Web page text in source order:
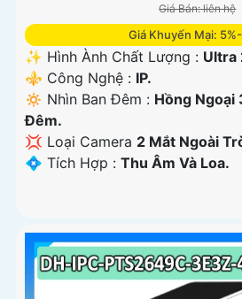
Giá Bán: liên hệ
Giá Khuyến Mại:
✨ Hình Ành Chất Lượng : Ultra
⚜️ Công Nghệ : IP.
🔅 Nhìn Ban Đêm : Hồng Ngoại
Ðêm.
💢 Loại Camera 2 Mắt Ngoài
️💠 Tích Hợp : Thu Âm Và Loa.